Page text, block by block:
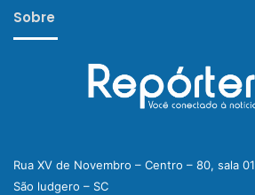
Sobre
Rua XV de Novembro – Centro – 80, sala 01
São ludgero – SC